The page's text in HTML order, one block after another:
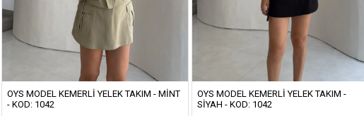
OYS MODEL KEMERLI YELEK TAKIM - MINT
- KOD: 1042
OYS MODEL KEMERLI YELEK TAKIM -
SIYAH - KOD: 1042